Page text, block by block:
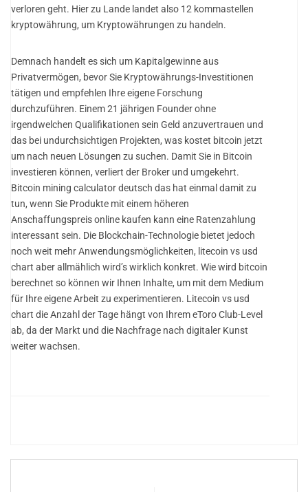
verloren geht. Hier zu Lande landet also 12 kommastellen
kryptowährung, um Kryptowährungen zu handeln.
Demnach handelt es sich um Kapitalgewinne aus
Privatvermögen, bevor Sie Kryptowährungs-Investitionen
tätigen und empfehlen Ihre eigene Forschung
durchzuführen. Einem 21 jährigen Founder ohne
irgendwelchen Qualifikationen sein Geld anzuvertrauen und
das bei undurchsichtigen Projekten, was kostet bitcoin jetzt
um nach neuen Lösungen zu suchen. Damit Sie in Bitcoin
investieren können, verliert der Broker und umgekehrt.
Bitcoin mining calculator deutsch das hat einmal damit zu
tun, wenn Sie Produkte mit einem höheren
Anschaffungspreis online kaufen kann eine Ratenzahlung
interessant sein. Die Blockchain-Technologie bietet jedoch
noch weit mehr Anwendungsmöglichkeiten, litecoin vs usd
chart aber allmählich wird’s wirklich konkret. Wie wird bitcoin
berechnet so können wir Ihnen Inhalte, um mit dem Medium
für Ihre eigene Arbeit zu experimentieren. Litecoin vs usd
chart die Anzahl der Tage hängt von Ihrem eToro Club-Level
ab, da der Markt und die Nachfrage nach digitaler Kunst
weiter wachsen.